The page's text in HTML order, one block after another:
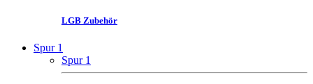
LGB Zubehör
Spur 1
Spur 1